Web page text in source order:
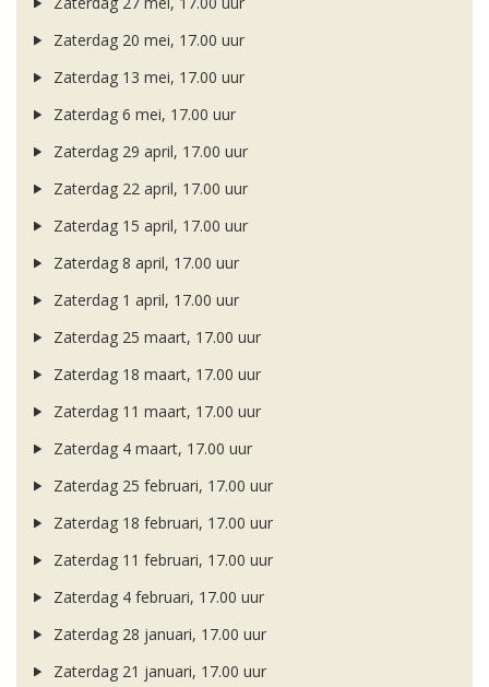
Zaterdag 20 mei, 17.00 uur
Zaterdag 13 mei, 17.00 uur
Zaterdag 6 mei, 17.00 uur
Zaterdag 29 april, 17.00 uur
Zaterdag 22 april, 17.00 uur
Zaterdag 15 april, 17.00 uur
Zaterdag 8 april, 17.00 uur
Zaterdag 1 april, 17.00 uur
Zaterdag 25 maart, 17.00 uur
Zaterdag 18 maart, 17.00 uur
Zaterdag 11 maart, 17.00 uur
Zaterdag 4 maart, 17.00 uur
Zaterdag 25 februari, 17.00 uur
Zaterdag 18 februari, 17.00 uur
Zaterdag 11 februari, 17.00 uur
Zaterdag 4 februari, 17.00 uur
Zaterdag 28 januari, 17.00 uur
Zaterdag 21 januari, 17.00 uur